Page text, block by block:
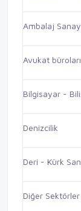
Ambalaj
Avukat büroları
Bilgisayar -
Denizcilik
Deri - Kürk
Diğer Sektörler